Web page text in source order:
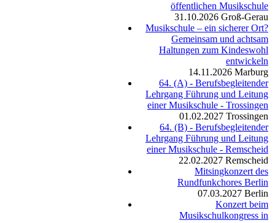
öffentlichen Musikschule
31.10.2026 Groß-Gerau
Musikschule – ein sicherer Ort?
Gemeinsam und achtsam
Haltungen zum Kindeswohl
entwickeln
14.11.2026 Marburg
64. (A) - Berufsbegleitender
Lehrgang Führung und Leitung
einer Musikschule - Trossingen
01.02.2027 Trossingen
64. (B) - Berufsbegleitender
Lehrgang Führung und Leitung
einer Musikschule - Remscheid
22.02.2027 Remscheid
Mitsingkonzert des
Rundfunkchores Berlin
07.03.2027 Berlin
Konzert beim
Musikschulkongress in